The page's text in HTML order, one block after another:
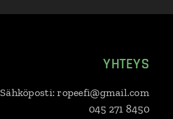
YHTEYS
Sähköposti: ropeefi@gmail.com
045 271 8450